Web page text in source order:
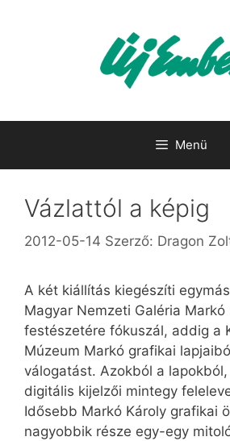
Menü
Vázlattól a képig
2012-05-14 Szerző: Dragon
A két kiállítás kiegészíti
Magyar Nemzeti Galéria Markó
festészetére fókuszál, addig a
Múzeum Markó grafikai
válogatást. Azokból a
digitális kijelzői mintegy
Idősebb Markó Károly grafikai
nagyobbik része egy-egy